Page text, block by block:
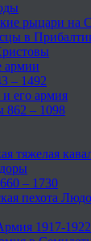
рыцари на
в
армии
– 1492
его армия
862 – 1098
тяжелая
– 1730
пехота
1917-1922